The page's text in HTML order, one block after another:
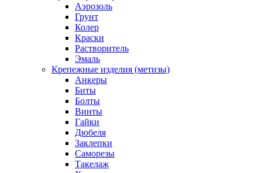
Аэрозоль
Грунт
Колер
Краски
Растворитель
Эмаль
Крепежные изделия (метизы)
Анкеры
Биты
Болты
Винты
Гайки
Дюбеля
Заклепки
Саморезы
Такелаж